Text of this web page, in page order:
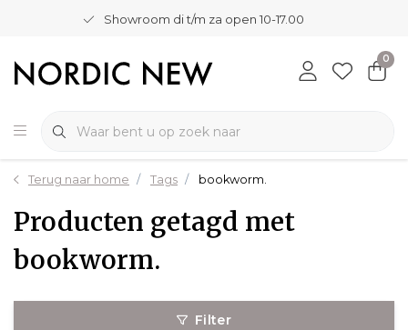
Showroom di t/m za open 10-17.00
0
Terug naar home Tags bookworm.
Producten getagd met
bookworm.
Filter